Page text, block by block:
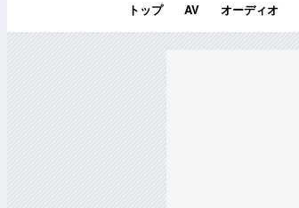
トップ AV オーディオ